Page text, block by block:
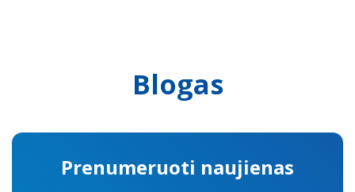
Blogas
Prenumeruoti naujienas